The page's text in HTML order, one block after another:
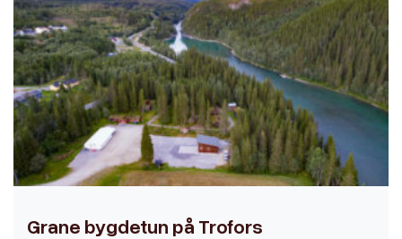
Grane bygdetun på Trofors